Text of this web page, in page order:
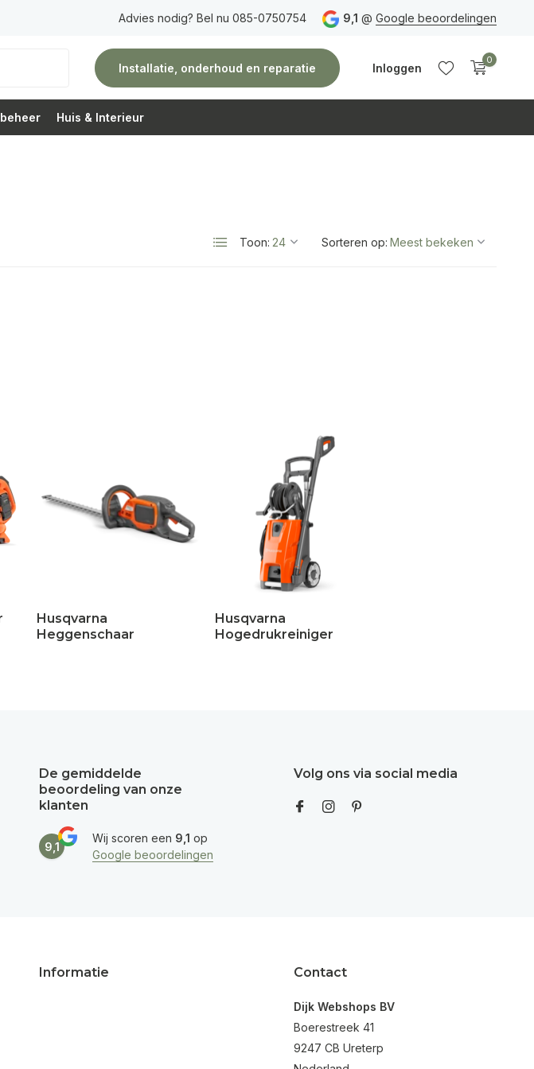
Dealer in Nederland Gratis verzendingvanaf 150 euro Vóór 14:00 uur besteld,
Advies nodig? Bel nu 085-0750754 9,1 @ Google beoordelingen
Installatie, onderhoud en reparatie Inloggen
0
Huis & Interieur
Toon: Sorteren op:
Husqvarna
Heggenschaar
Husqvarna
Hogedrukreiniger
De gemiddelde
beoordeling van onze
klanten
9,1
Wij scoren een 9,1 op
Google beoordelingen
Volg ons via social media
Informatie Contact
Dijk Webshops BV
Boerestreek 41
9247 CB Ureterp